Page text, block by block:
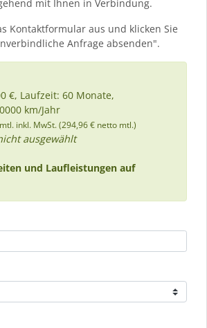
mit Ihnen in Verbindung.
Kontaktformular aus und klicken Sie
Anfrage absenden".
€, Laufzeit: 60 Monate,
km/Jahr
mtl. inkl. MwSt. (294,96 € netto mtl.)
ausgewählt
und Laufleistungen auf